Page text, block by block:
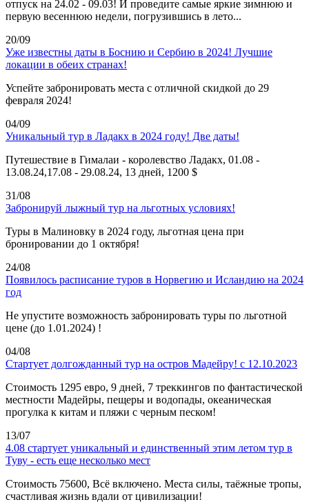
отпуск на 24.02 - 09.03! И проведите самые яркие зимнюю и
первую весеннюю недели, погрузившись в лето...
20/09
Уже известны даты в Боснию и Сербию в 2024! Лучшие
локации в обеих странах!
Успейте забронировать места с отличной скидкой до 29
февраля 2024!
04/09
Уникальный тур в Ладакх в 2024 году! Две даты!
Путешествие в Гималаи - королевство Ладакх, 01.08 -
13.08.24,17.08 - 29.08.24, 13 дней, 1200 $
31/08
Забронируй лыжный тур на льготных условиях!
Туры в Малиновку в 2024 году, льготная цена при
бронировании до 1 октября!
24/08
Появилось расписание туров в Норвегию и Исландию на 2024
год
Не упустите возможность забронировать туры по льготной
цене (до 1.01.2024) !
04/08
Стартует долгожданный тур на остров Мадейру! с 12.10.2023
Стоимость 1295 евро, 9 дней, 7 треккингов по фантастической
местности Мадейры, пещеры и водопады, океаническая
прогулка к китам и пляжи с черным песком!
13/07
4.08 стартует уникальный и единственный этим летом тур в
Туву - есть еще несколько мест
Стоимость 75600, Всё включено. Места силы, таёжные тропы,
счастливая жизнь вдали от цивилизации!